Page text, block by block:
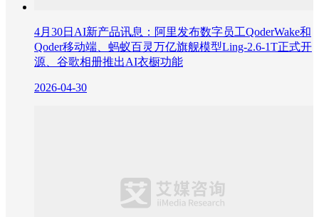
4月30日AI新产品讯息：阿里发布数字员工QoderWake和
Qoder移动端、蚂蚁百灵万亿旗舰模型Ling-2.6-1T正式开
源、谷歌相册推出AI衣橱功能
2026-04-30